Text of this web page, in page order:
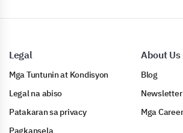
Legal
Mga Tuntunin at Kondisyon
Legal na abiso
Patakaran sa privacy
About Us
Blog
Newsletter
Mga Career